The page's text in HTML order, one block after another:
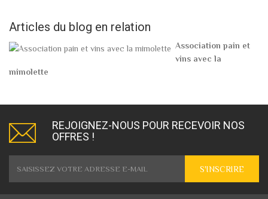
Articles du blog en relation
Association pain et
vins avec la
mimolette
REJOIGNEZ-NOUS POUR RECEVOIR NOS
OFFRES !
S'INSCRIRE